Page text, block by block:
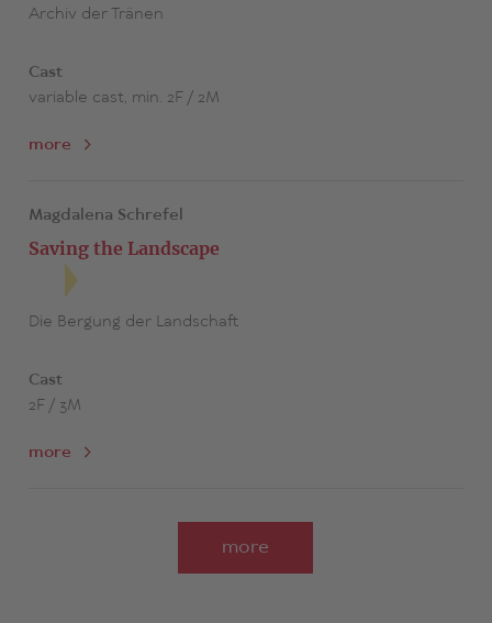
Archiv der Tränen
Cast
variable cast, min. 2F / 2M
more
Magdalena Schrefel
Saving the Landscape
Die Bergung der Landschaft
Cast
2F / 3M
more
more